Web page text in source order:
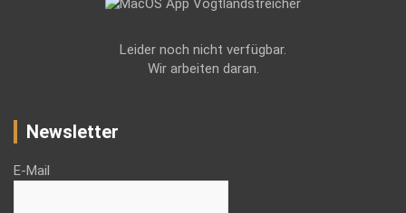
Leider noch nicht verfügbar.
Wir arbeiten daran.
Newsletter
E-Mail